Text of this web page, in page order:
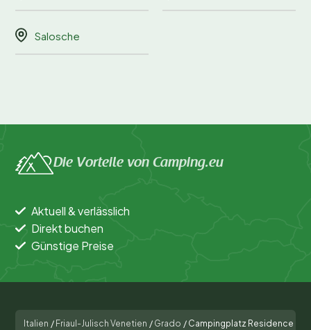
Salosche
Die Vorteile von Camping.eu
Aktuell & verlässlich
Direkt buchen
Günstige Preise
Italien / Friaul-Julisch Venetien / Grado / Campingplatz Residence